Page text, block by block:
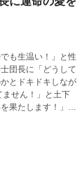
も生温い！」と性
団長に「どうして
とドキドキしなが
せん！」と土下
果たします！」と
うちに、身も心も